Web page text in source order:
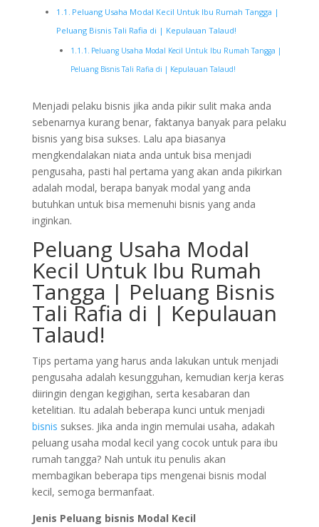
Peluang Usaha Modal Kecil Untuk Ibu Rumah Tangga |
Peluang Bisnis Tali Rafia di | Kepulauan Talaud!
Peluang Usaha Modal Kecil Untuk Ibu Rumah Tangga |
Peluang Bisnis Tali Rafia di | Kepulauan Talaud!
Menjadi pelaku bisnis jika anda pikir sulit maka anda
sebenarnya kurang benar, faktanya banyak para pelaku
bisnis yang bisa sukses. Lalu apa biasanya
mengkendalakan niata anda untuk bisa menjadi
pengusaha, pasti hal pertama yang akan anda pikirkan
adalah modal, berapa banyak modal yang anda
butuhkan untuk bisa memenuhi bisnis yang anda
inginkan.
Peluang Usaha Modal
Kecil Untuk Ibu Rumah
Tangga | Peluang Bisnis
Tali Rafia di | Kepulauan
Talaud!
Tips pertama yang harus anda lakukan untuk menjadi
pengusaha adalah kesungguhan, kemudian kerja keras
diiringin dengan kegigihan, serta kesabaran dan
ketelitian. Itu adalah beberapa kunci untuk menjadi
bisnis sukses. Jika anda ingin memulai usaha, adakah
peluang usaha modal kecil yang cocok untuk para ibu
rumah tangga? Nah untuk itu penulis akan
membagikan beberapa tips mengenai bisnis modal
kecil, semoga bermanfaat.
Jenis Peluang bisnis Modal Kecil